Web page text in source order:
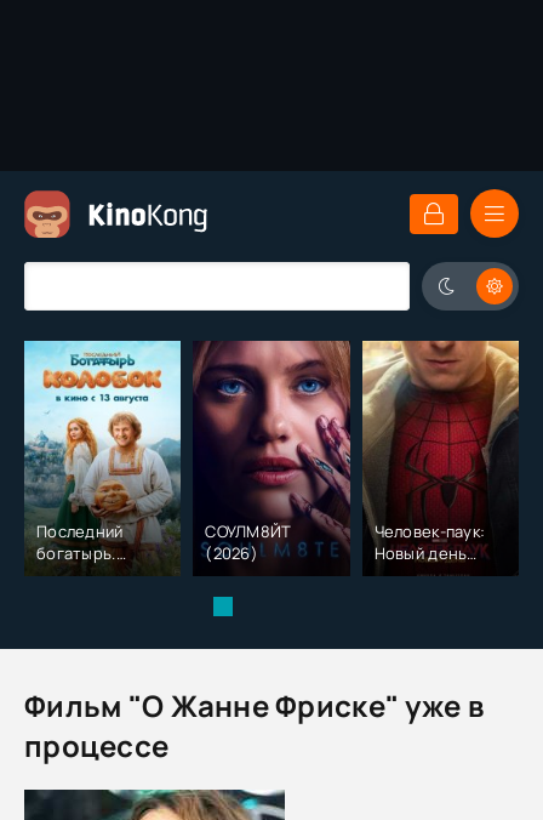
Последний
богатырь.
Колобок (2026)
СОУЛМ8ЙТ
(2026)
Человек-паук:
Новый день
(2026)
Фильм "О Жанне Фриске" уже в
процессе